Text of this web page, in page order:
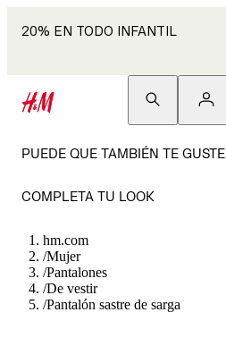
20% EN TODO INFANTIL
PUEDE QUE TAMBIÉN TE GUSTE
COMPLETA TU LOOK
hm.com
/Mujer
/Pantalones
/De vestir
/Pantalón sastre de sarga